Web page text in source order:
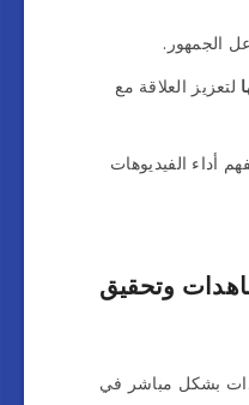
الجمهور.
لتعزيز العلاقة مع
أداء الفيديوهات
وتحقيق
بشكل مباشر في